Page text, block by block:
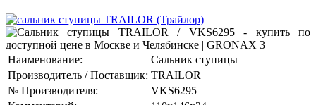
Наименование:
Сальник ступицы
Производитель / Поставщик: TRAILOR
№ Производителя:
VKS6295